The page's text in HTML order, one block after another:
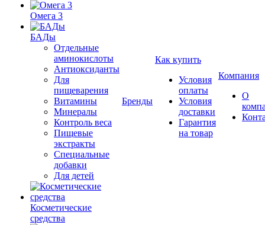
Омега 3
БАДы
Отдельные
аминокислоты
Антиоксиданты
Для
пищеварения
Витамины
Минералы
Контроль веса
Пищевые
экстракты
Специальные
добавки
Для детей
Косметические
средства
Бренды
Как купить
Условия
оплаты
Условия
доставки
Гарантия
на товар
Компания
О